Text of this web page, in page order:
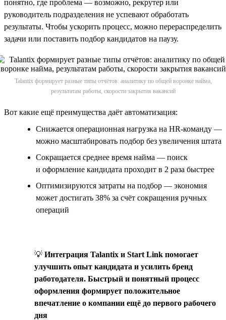
понятно, где проблема — возможно, рекрутер или
руководитель подразделения не успевают обработать
результаты. Чтобы ускорить процесс, можно перераспределить
задачи или поставить подбор кандидатов на паузу.
Talantix формирует разные типы отчётов: аналитику по общей воронке найма,
результатам работы, скорости закрытия вакансий
Вот какие ещё преимущества даёт автоматизация:
Снижается операционная нагрузка на HR-команду —
можно масштабировать подбор без увеличения штата
Сокращается среднее время найма — поиск
и оформление кандидата проходит в 2 раза быстрее
Оптимизируются затраты на подбор — экономия
может достигать 38% за счёт сокращения ручных
операций
💡 Интеграция Talantix и Start Link помогает
улучшить опыт кандидата и усилить бренд
работодателя. Быстрый и понятный процесс
оформления формирует положительное
впечатление о компании ещё до первого рабочего
дня